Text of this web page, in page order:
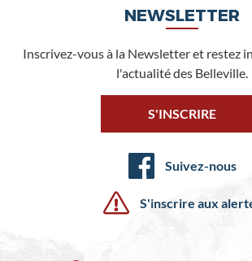
NEWSLETTER
Inscrivez-vous à la Newsletter et restez
l'actualité des Belleville.
S'INSCRIRE
Suivez-nous
S'inscrire aux